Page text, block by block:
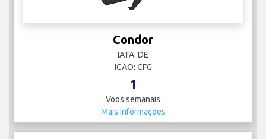
Condor
IATA: DE
ICAO: CFG
1
Voos semanais
Mais informações